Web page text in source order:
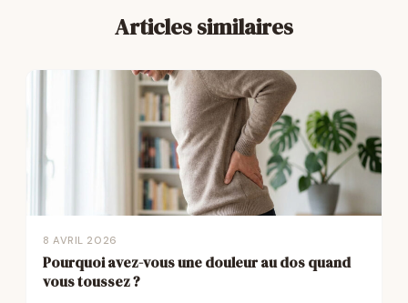
Articles similaires
8 AVRIL 2026
Pourquoi avez-vous une douleur au dos quand
vous toussez ?